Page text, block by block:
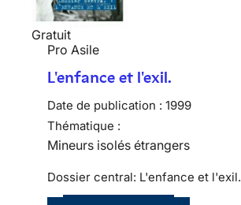
Gratuit
Pro Asile
L'enfance et l'exil.
Date de publication : 1999
Thématique :
Mineurs isolés étrangers
Dossier central: L'enfance et l'exil.